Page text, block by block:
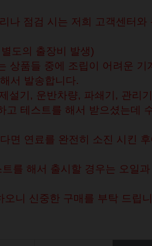
나 점검 시는 저희 고객센터와
도의 출장비 발생)
상품들 중에 조립이 어려운
서 발송합니다.
설기, 운반차량, 파쇄기, 관리
고 테스트를 해서 받으셨는데
연료를 완전히 소진 시킨 후
를 해서 출시할 경우는 오일
니 신중한 구매를 부탁 드립